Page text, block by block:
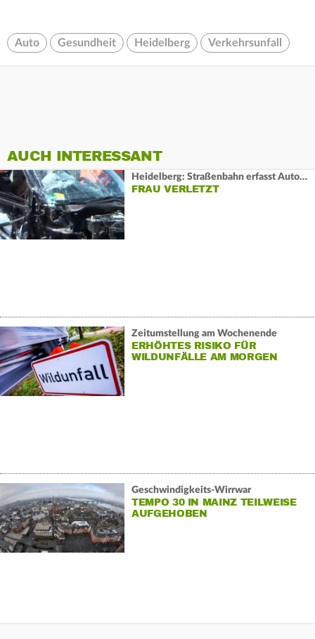
Auto Gesundheit Heidelberg Verkehrsunfall
AUCH INTERESSANT
Heidelberg: Straßenbahn erfasst Auto auf Bahnübergang
FRAU VERLETZT
Zeitumstellung am Wochenende
ERHÖHTES RISIKO FÜR
WILDUNFÄLLE AM MORGEN
Geschwindigkeits-Wirrwar
TEMPO 30 IN MAINZ TEILWEISE
AUFGEHOBEN